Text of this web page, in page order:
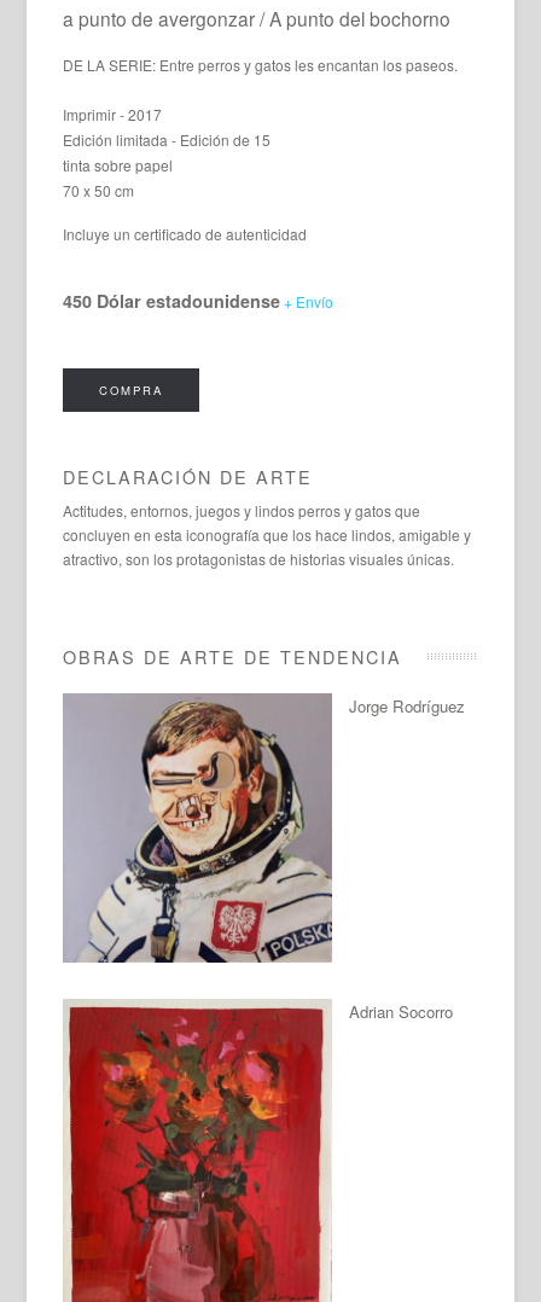
a punto de avergonzar / A punto del bochorno
DE LA SERIE: Entre perros y gatos les encantan los paseos.
Imprimir - 2017
Edición limitada - Edición de 15
tinta sobre papel
70 x 50 cm
Incluye un certificado de autenticidad
450 Dólar estadounidense + Envío
COMPRA
DECLARACIÓN DE ARTE
Actitudes, entornos, juegos y lindos perros y gatos que
concluyen en esta iconografía que los hace lindos, amigable y
atractivo, son los protagonistas de historias visuales únicas.
OBRAS DE ARTE DE TENDENCIA
Jorge Rodríguez
Adrian Socorro